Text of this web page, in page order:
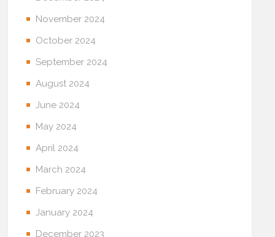
November 2024
October 2024
September 2024
August 2024
June 2024
May 2024
April 2024
March 2024
February 2024
January 2024
December 2023